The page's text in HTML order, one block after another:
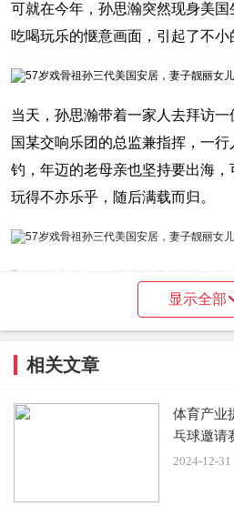
可就在今年，孙思瀚突然现身美
吃喝玩乐的惬意画面，引起了不小
当天，孙思瀚带着一家人去拜访
国某交响乐团的总监兼指挥，一
钓，年迈的老母亲也坚持要出海，
玩得不亦乐乎，随后满载而归。
到了饭点后，一行人来到当地一家
人脸上都洋溢着幸福的笑容。孙思
通过自己奋斗得来的，就可以去尽
在美国生活的这段时间，一家人都
汇看音乐剧，还去了美国哈佛大学
显示全部
相关文章
体育产业
乓球邀请
2024-12-31